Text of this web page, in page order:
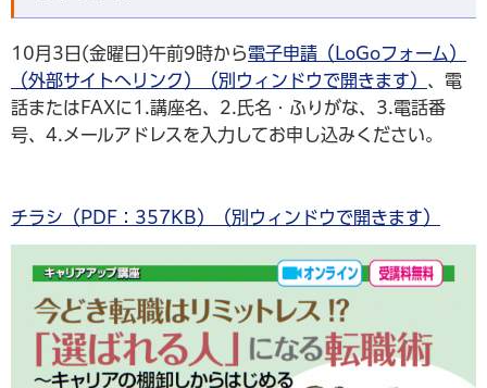
10月3日(金曜日)午前9時から電子申請（LoGoフォーム）
（外部サイトへリンク）（別ウィンドウで開きます） 、電
話またはFAXに1.講座名、2.氏名・ふりがな、3.電話番
号、4.メールアドレスを入力してお申し込みください。
チラシ（PDF：357KB）（別ウィンドウで開きます）